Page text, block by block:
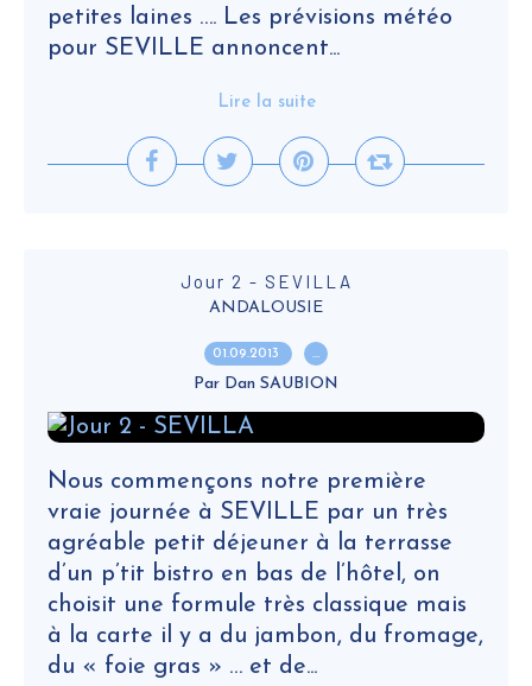
petites laines …. Les prévisions météo
pour SEVILLE annoncent...
Lire la suite
Jour 2 - SEVILLA
ANDALOUSIE
01.09.2013 …
Par Dan SAUBION
Nous commençons notre première
vraie journée à SEVILLE par un très
agréable petit déjeuner à la terrasse
d’un p’tit bistro en bas de l’hôtel, on
choisit une formule très classique mais
à la carte il y a du jambon, du fromage,
du « foie gras » … et de...